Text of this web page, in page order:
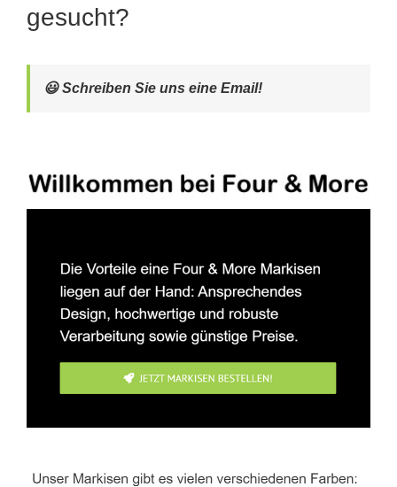
gesucht?
😃 Schreiben Sie uns eine Email!